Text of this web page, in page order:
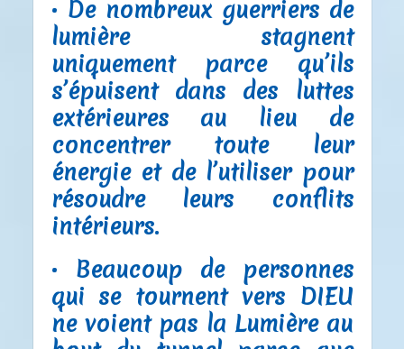
• De nombreux guerriers de
lumière stagnent
uniquement parce qu’ils
s’épuisent dans des luttes
extérieures au lieu de
concentrer toute leur
énergie et de l’utiliser pour
résoudre leurs conflits
intérieurs.
• Beaucoup de personnes
qui se tournent vers DIEU
ne voient pas la Lumière au